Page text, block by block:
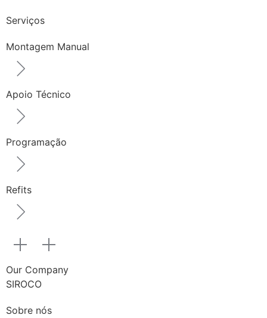
Serviços
Montagem Manual
Apoio Técnico
Programação
Refits
Our Company
SIROCO
Sobre nós